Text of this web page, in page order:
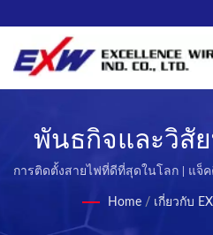
พันธกิจและวิสั
เพิ่มความน่าเ
ข่ายด้วยคอนเน
การติดตั้งสายไฟที่ดีที่สุดในโลก | แจ็
การเดินสายที่มี
Home / เกี่ยวกับ